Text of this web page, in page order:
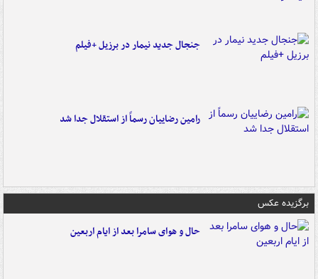
جنجال جدید نیمار در برزیل +فیلم
رامین رضاییان رسماً از استقلال جدا شد
برگزیده عکس
حال و هوای سامرا بعد از ایام اربعین